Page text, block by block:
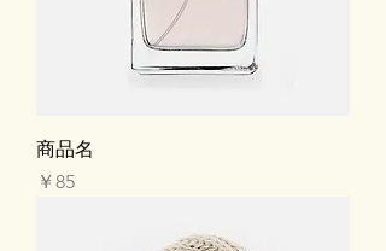
商品名
価格
￥85